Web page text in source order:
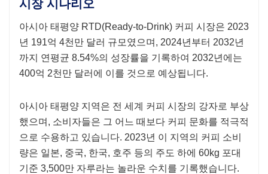
시장 시나리오
아시아 태평양 RTD(Ready-to-Drink) 커피 시장은 2023
년 191억 4천만 달러 규모였으며, 2024년부터 2032년
까지 연평균 8.54%의 성장률을 기록하여 2032년에는
400억 2천만 달러에 이를 것으로 예상됩니다.
아시아 태평양 지역은 전 세계 커피 시장의 강자로 부상
했으며, 소비자들은 그 어느 때보다 커피 문화를 적극적
으로 수용하고 있습니다. 2023년 이 지역의 커피 소비
량은 일본, 중국, 한국, 호주 등의 주도 하에 60kg 포대
기준 3,500만 자루라는 놀라운 수치를 기록했습니다.